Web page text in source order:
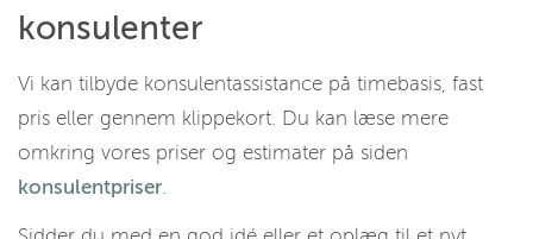
konsulenter
Vi kan tilbyde konsulentassistance på timebasis, fast
pris eller gennem klippekort. Du kan læse mere
omkring vores priser og estimater på siden
konsulentpriser.